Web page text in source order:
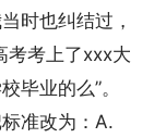
时也纠结过，
考考上了xxx大
毕业的么”。
准改为：A.